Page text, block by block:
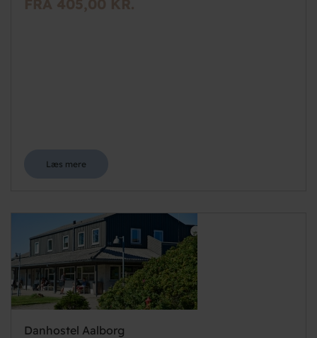
FRA 405,00 KR.
Læs mere
Danhostel Aalborg